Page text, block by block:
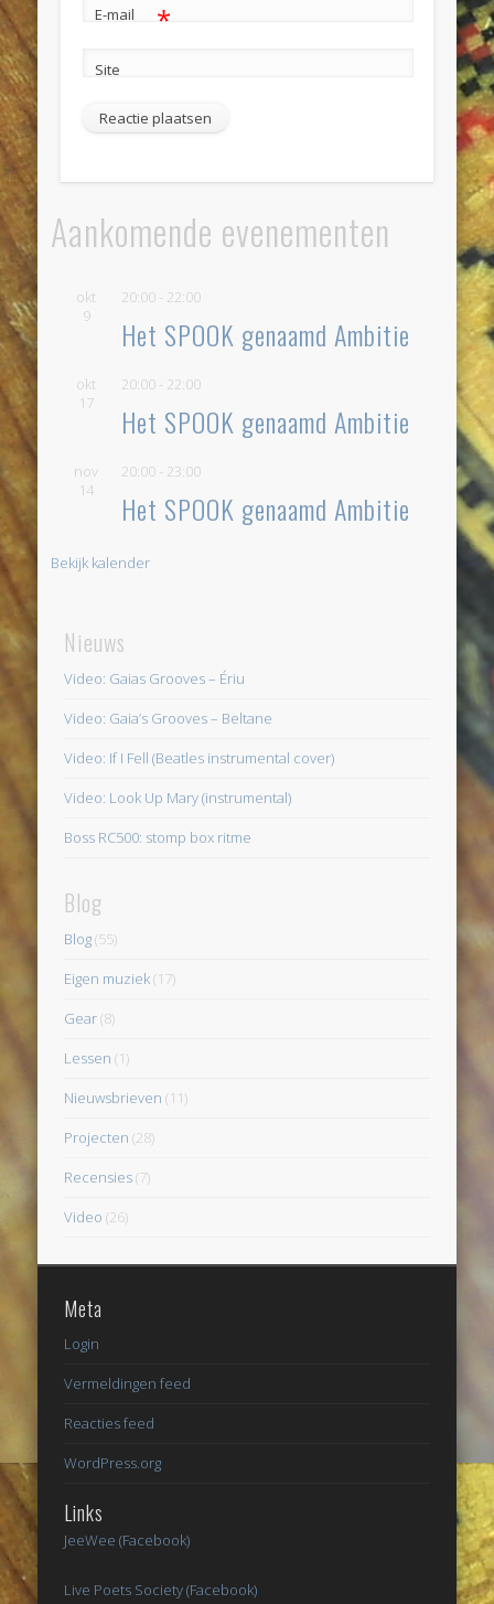
E-mail *
Site
Aankomende evenementen
okt
9
20:00 - 22:00
Het SPOOK genaamd Ambitie
okt
17
20:00 - 22:00
Het SPOOK genaamd Ambitie
nov
14
20:00 - 23:00
Het SPOOK genaamd Ambitie
Bekijk kalender
Nieuws
Video: Gaias Grooves – Ériu
Video: Gaia’s Grooves – Beltane
Video: If I Fell (Beatles instrumental cover)
Video: Look Up Mary (instrumental)
Boss RC500: stomp box ritme
Blog
Blog(55)
Eigen muziek(17)
Gear(8)
Lessen (1)
Nieuwsbrieven (11)
Projecten (28)
Recensies(7)
Video (26)
Meta
Login
Vermeldingen feed
Reacties feed
WordPress.org
Links
JeeWee (Facebook)
Live Poets Society (Facebook)